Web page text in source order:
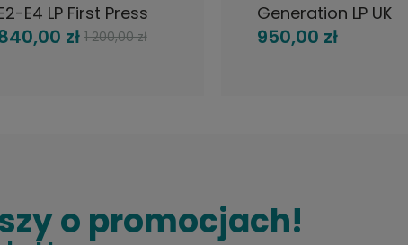
E4 LP First Press
zł 1 200,00 zł
Generation LP UK
Brunswick 1965
950,00 zł
o promocjach!